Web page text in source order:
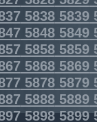
58385839
58485849
58585859
58685869
58785879
58885889
58985899